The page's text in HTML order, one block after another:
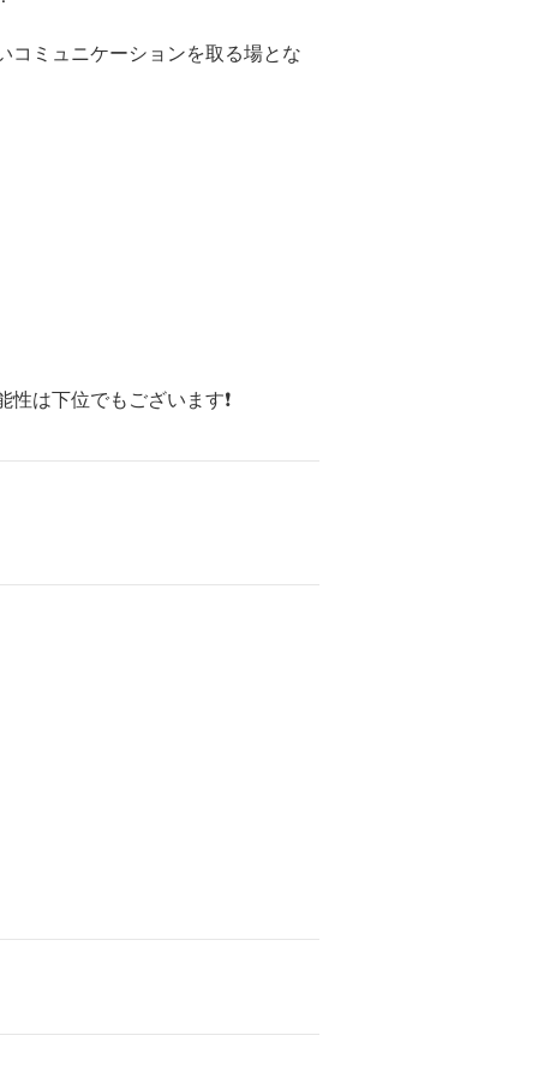
コミュニケーションを取る場とな
は下位でもございます❗️